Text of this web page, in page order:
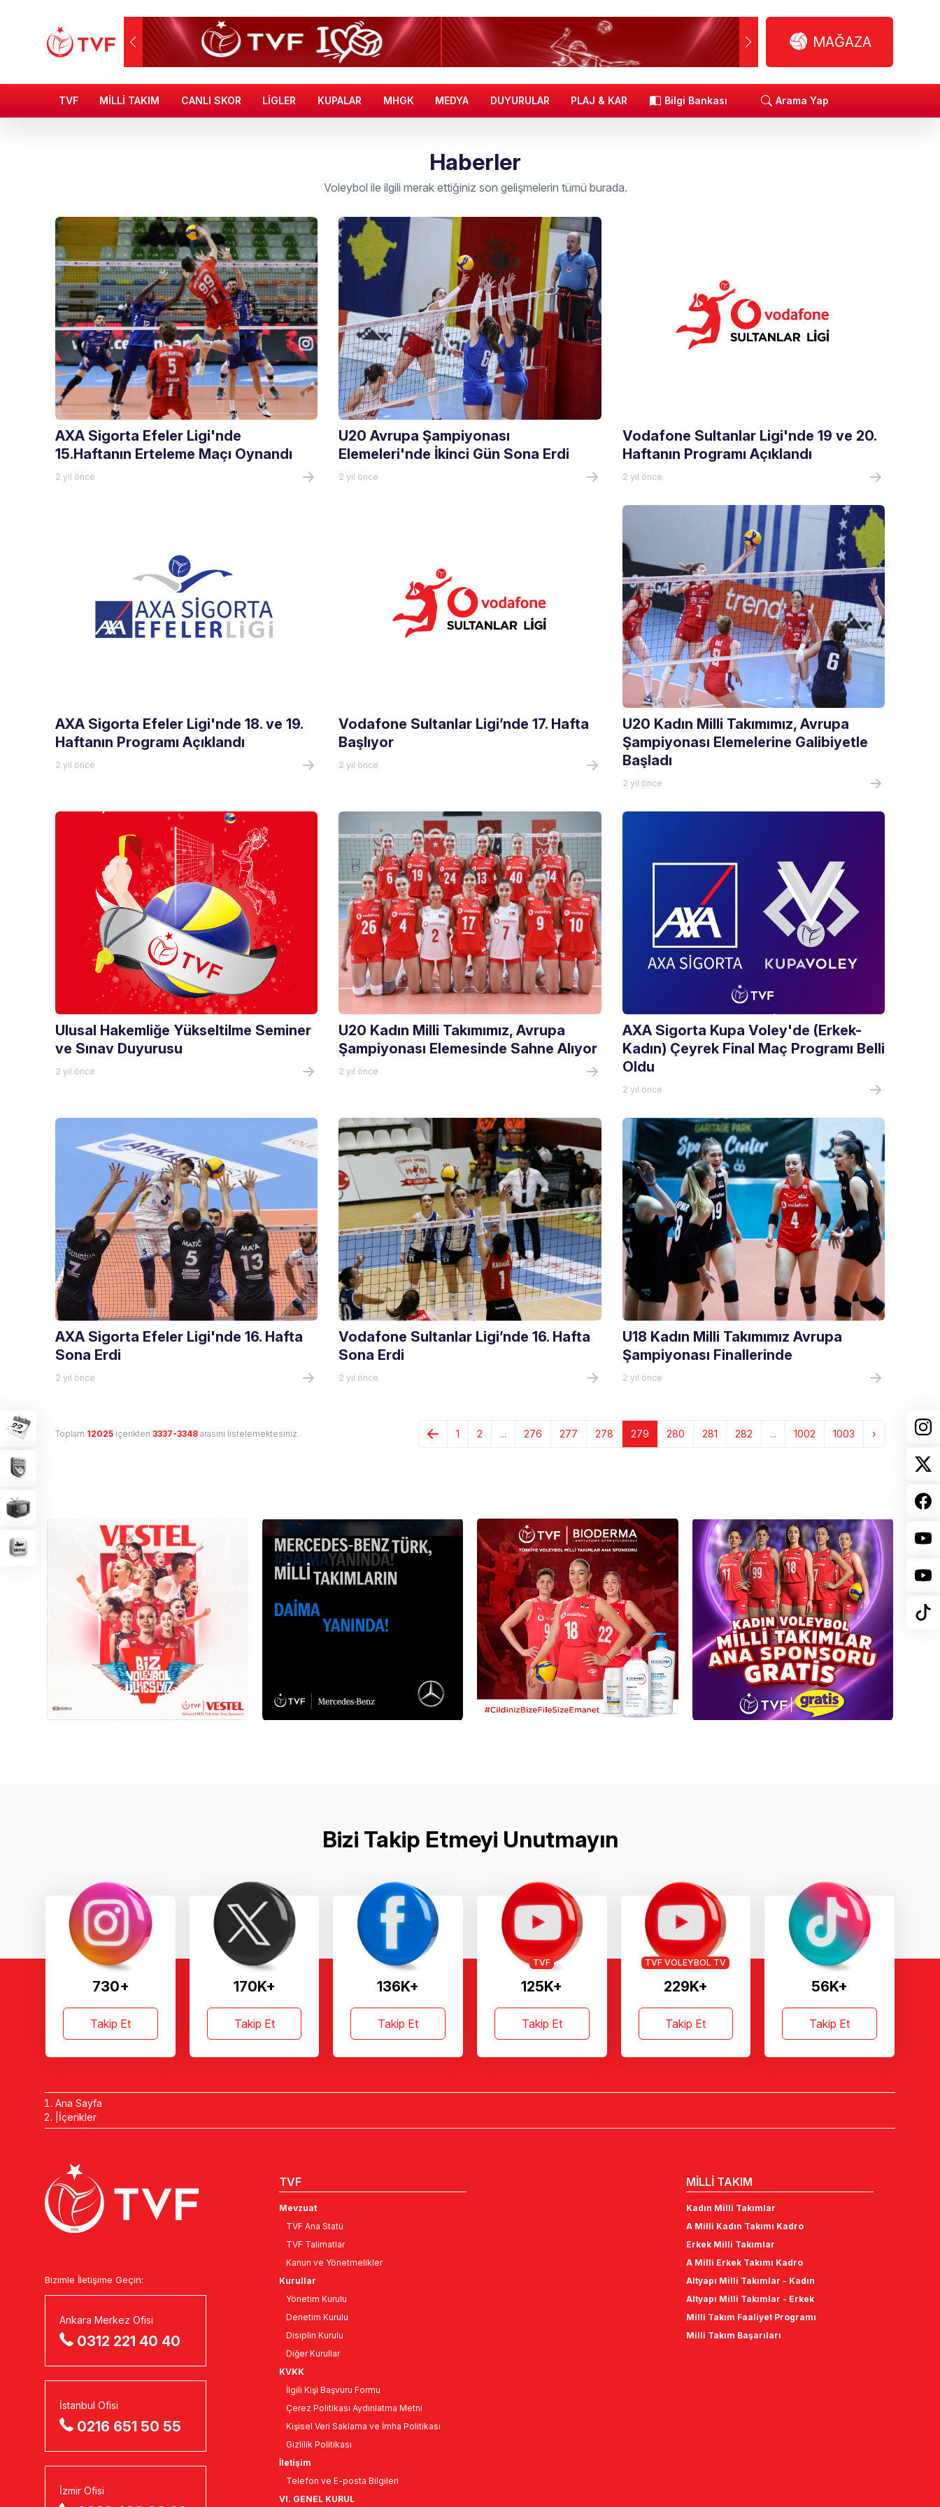
MAĞAZA
TVF MİLLİ TAKIM CANLI SKOR LİGLER KUPALAR MHGK MEDYA DUYURULAR PLAJ & KAR Bilgi Bankası Arama Yap
Haberler
Voleybol ile ilgili merak ettiğiniz son gelişmelerin tümü burada.
AXA Sigorta Efeler Ligi'nde
15.Haftanın Erteleme Maçı Oynandı
2 yıl önce
U20 Avrupa Şampiyonası
Elemeleri'nde İkinci Gün Sona Erdi
2 yıl önce
Vodafone Sultanlar Ligi'nde 19 ve 20.
Haftanın Programı Açıklandı
2 yıl önce
AXA Sigorta Efeler Ligi'nde 18. ve 19.
Haftanın Programı Açıklandı
2 yıl önce
Vodafone Sultanlar Ligi’nde 17. Hafta
Başlıyor
2 yıl önce
U20 Kadın Milli Takımımız, Avrupa
Şampiyonası Elemelerine Galibiyetle
Başladı
2 yıl önce
Ulusal Hakemliğe Yükseltilme Seminer
ve Sınav Duyurusu
2 yıl önce
U20 Kadın Milli Takımımız, Avrupa
Şampiyonası Elemesinde Sahne Alıyor
2 yıl önce
AXA Sigorta Kupa Voley'de (Erkek-
Kadın) Çeyrek Final Maç Programı Belli
Oldu
2 yıl önce
AXA Sigorta Efeler Ligi'nde 16. Hafta
Sona Erdi
2 yıl önce
Vodafone Sultanlar Ligi’nde 16. Hafta
Sona Erdi
2 yıl önce
U18 Kadın Milli Takımımız Avrupa
Şampiyonası Finallerinde
2 yıl önce
Toplam 12025 içerikten3337-3348 arasını listelemektesiniz. 1 2 ... 276 277 278 279 280 281 282 ... 1002 1003 ›
Bizi Takip Etmeyi Unutmayın
730+
Takip Et
170K+
Takip Et
136K+
Takip Et
125K+
TVF
Takip Et
229K+
TVF VOLEYBOL TV
Takip Et
56K+
Takip Et
Ana Sayfa
İçerikler
Bizimle İletişime Geçin:
Ankara Merkez Ofisi
0312 221 40 40
İstanbul Ofisi
0216 651 50 55
İzmir Ofisi
TVF
Mevzuat
TVF Ana Statü
TVF Talimatlar
Kanun ve Yönetmelikler
Kurullar
Yönetim Kurulu
Denetim Kurulu
Disiplin Kurulu
Diğer Kurullar
KVKK
İlgili Kişi Başvuru Formu
Çerez Politikası Aydınlatma Metni
Kişisel Veri Saklama ve İmha Politikası
Gizlilik Politikası
İletişim
Telefon ve E-posta Bilgileri
VI. GENEL KURUL
MİLLİ TAKIM
Kadın Milli Takımlar
A Milli Kadın Takımı Kadro
Erkek Milli Takımlar
A Milli Erkek Takımı Kadro
Altyapı Milli Takımlar - Kadın
Altyapı Milli Takımlar - Erkek
Milli Takım Faaliyet Programı
Milli Takım Başarıları